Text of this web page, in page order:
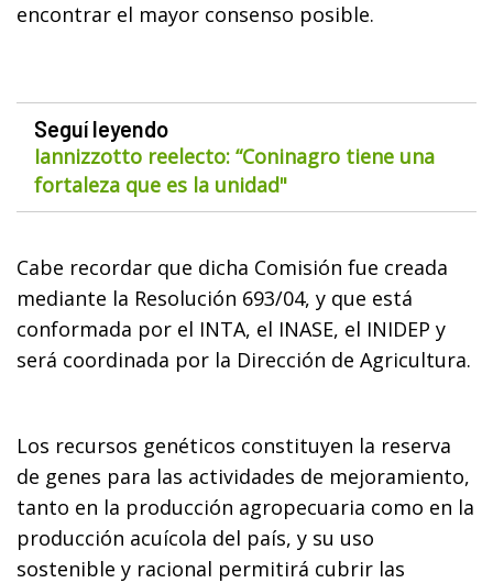
encontrar el mayor consenso posible.
Seguí leyendo
Iannizzotto reelecto: “Coninagro tiene una
fortaleza que es la unidad"
Cabe recordar que dicha Comisión fue creada
mediante la Resolución 693/04, y que está
conformada por el INTA, el INASE, el INIDEP y
será coordinada por la Dirección de Agricultura.
Los recursos genéticos constituyen la reserva
de genes para las actividades de mejoramiento,
tanto en la producción agropecuaria como en la
producción acuícola del país, y su uso
sostenible y racional permitirá cubrir las